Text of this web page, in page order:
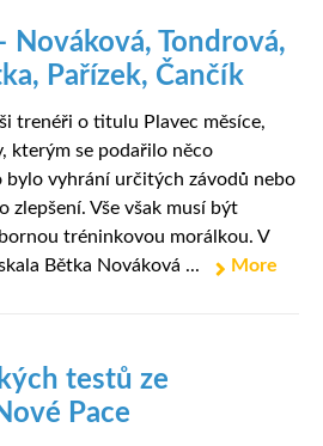
Nováková, Tondrová,
Pařízek, Čančík
trenéři o titulu Plavec měsíce,
kterým se podařilo něco
bylo vyhrání určitých závodů nebo
zlepšení. Vše však musí být
tréninkovou morálkou. V
Bětka Nováková ...
More
testů ze
Pace